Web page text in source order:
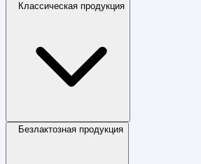
Классическая продукция
Безлактозная продукция